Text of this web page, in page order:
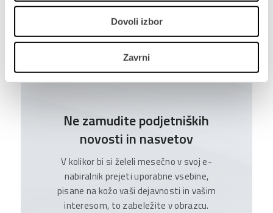
Dovoli izbor
Zavrni
NAZAJ NA BLOG
Ne zamudite podjetniških
novosti in nasvetov
V kolikor bi si želeli mesečno v svoj e-
nabiralnik prejeti uporabne vsebine,
pisane na kožo vaši dejavnosti in vašim
interesom, to zabeležite v obrazcu.